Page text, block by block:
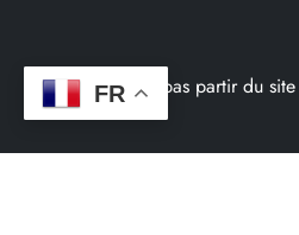
Ce site ne fait pas partir du
FR